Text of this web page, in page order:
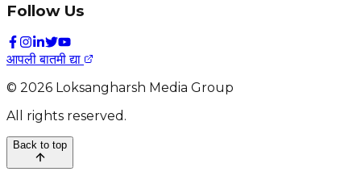
Follow Us
आपली बातमी द्या
© 2026 Loksangharsh Media Group
All rights reserved.
Back to top